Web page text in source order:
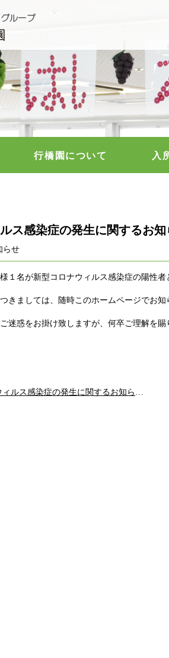
行橋園について 入
ス感染症の発生に関するお知
らせ
１名が新型コロナウィルス感染症の陽性者
きましては、随時このホームページでお知
迷惑をお掛け致しますが、何卒ご理解を賜
新型コロナウィルス感染症の発生に関するお知らせ（その２）